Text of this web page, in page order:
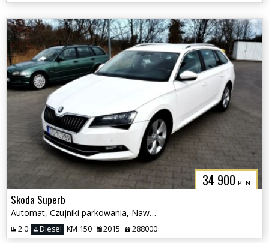
34 900 PLN
Skoda Superb
Automat, Czujniki parkowania, Nawigacja
2.0 Diesel KM 150 2015 288000